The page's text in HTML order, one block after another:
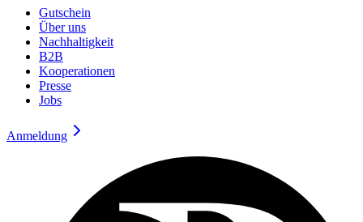
Gutschein
Über uns
Nachhaltigkeit
B2B
Kooperationen
Presse
Jobs
Anmeldung